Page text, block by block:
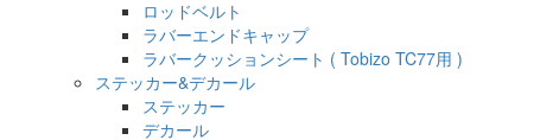
ロッドベルト
ラバーエンドキャップ
ラバークッションシート ( Tobizo TC77用 )
ステッカー&デカール
ステッカー
デカール